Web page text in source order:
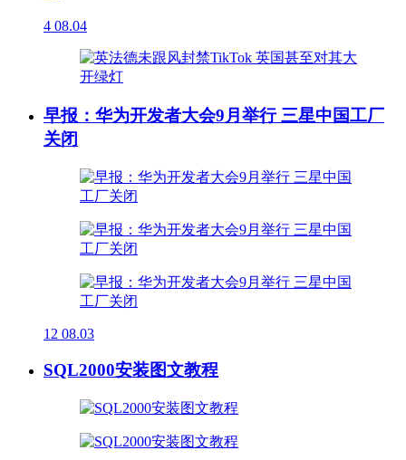
4 08.04
早报：华为开发者大会9月举行 三星中国工厂
关闭
12 08.03
SQL2000安装图文教程